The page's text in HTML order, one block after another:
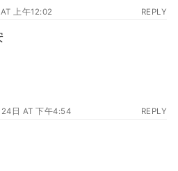
上午12:02 REPLY
日 AT 下午4:54 REPLY